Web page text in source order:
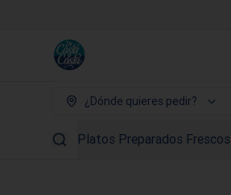
¿Dónde quieres pedir?
Platos Preparados Frescos